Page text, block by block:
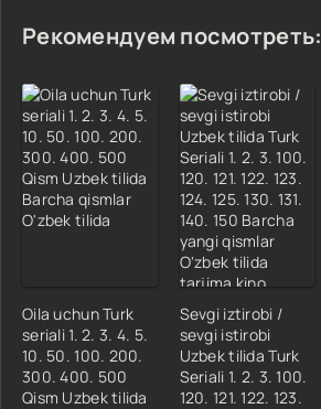
32 Qism
33 Qism
34 Qism
35 Qism
36 Qism
Рекомендуем посмотреть:
Oila uchun Turk
seriali 1. 2. 3. 4. 5.
10. 50. 100. 200.
300. 400. 500
Qism Uzbek tilida
Sevgi iztirobi /
sevgi istirobi
Uzbek tilida Turk
Seriali 1. 2. 3. 100.
120. 121. 122. 123.